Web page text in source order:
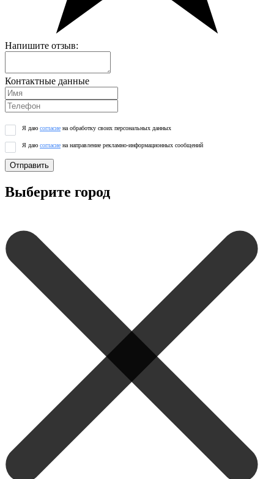
Напишите отзыв:
Контактные данные
Я даю согласие на обработку своих персональных данных
Я даю согласие на направление рекламно-информационных сообщений
Отправить
Выберите город